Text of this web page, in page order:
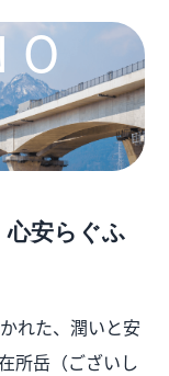
心安らぐふ
れた、潤いと安
所岳（ございし